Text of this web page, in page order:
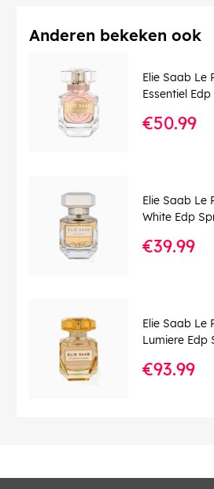
Anderen bekeken ook
Elie Saab Le
Essentiel
€50.99
Elie Saab Le
White Edp
€39.99
Elie Saab Le
Lumiere Edp
€93.99